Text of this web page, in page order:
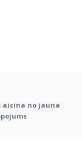
aicina no jauna